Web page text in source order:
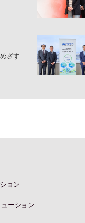
ざす
ョン
ーション